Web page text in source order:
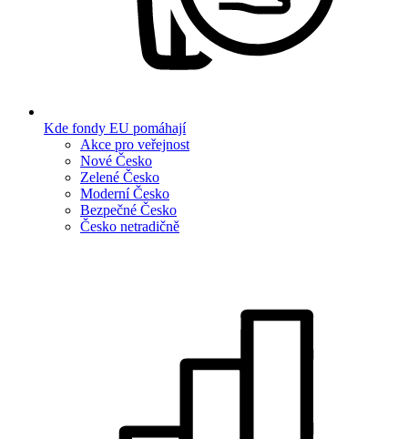
Kde fondy EU pomáhají
Akce pro veřejnost
Nové Česko
Zelené Česko
Moderní Česko
Bezpečné Česko
Česko netradičně